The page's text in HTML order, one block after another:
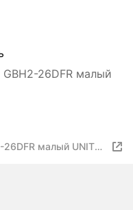
26DFR малый
малый UNITED